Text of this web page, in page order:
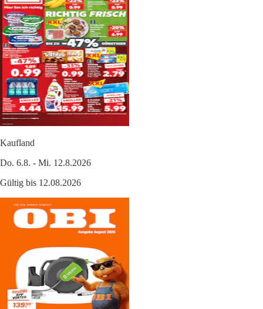
Kaufland
Do. 6.8. - Mi. 12.8.2026
Gültig bis 12.08.2026